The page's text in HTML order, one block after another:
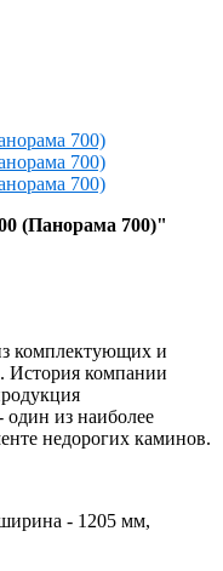
(Панорама 700)"
комплектующих и
История компании
один из наиболее
недорогих каминов.
- 1205 мм,